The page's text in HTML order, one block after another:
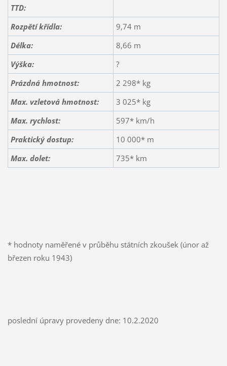
TTD:
Rozpětí křídla:
9,74 m
Délka:
8,66 m
Výška:
?
Prázdná hmotnost:
2 298* kg
Max. vzletová hmotnost:
3 025* kg
Max. rychlost:
597* km/h
Praktický dostup:
10 000* m
Max. dolet:
735* km
* hodnoty naměřené v průběhu státních zkoušek (únor až
březen roku 1943)
poslední úpravy provedeny dne: 10.2.2020